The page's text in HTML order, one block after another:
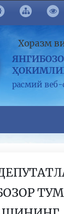
Хоразм
расмий веб-